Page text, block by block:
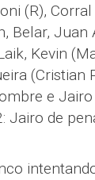
(R),
Belar, Juan
Kevin
(Cristian
e Jairo
Jairo de